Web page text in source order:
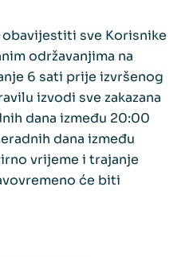
sve Korisnike
održavanjima na
6 sati prije izvršenog
izvodi sve zakazana
dana između 20:00
dana između
vrijeme i trajanje
će biti